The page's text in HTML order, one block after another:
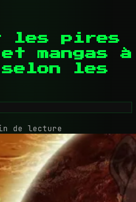
les pires
mangas à
les
de lecture